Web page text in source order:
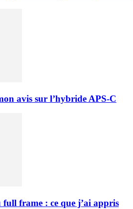
avis sur l’hybride APS-C
full frame : ce que j’ai appris